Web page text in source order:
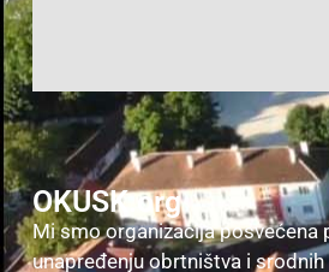
OKUSK.org
Mi smo organizacija posvećena
unapređenju obrtništva i